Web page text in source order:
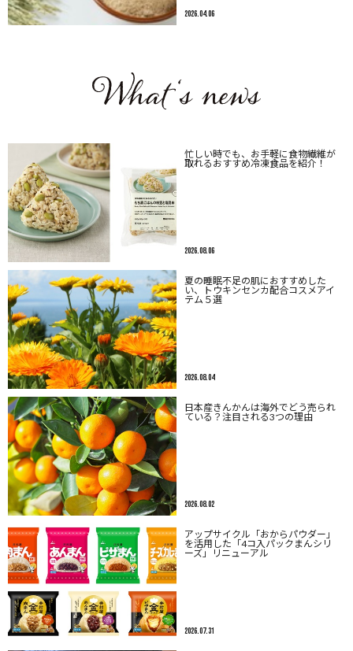
2026.04.06
忙しい時でも、お手軽に食物繊維が
取れるおすすめ冷凍食品を紹介！
2026.08.06
夏の睡眠不足の肌におすすめした
い、トウキンセンカ配合コスメアイ
テム５選
2026.08.04
日本産きんかんは海外でどう売られ
ている？注目される3つの理由
2026.08.02
アップサイクル「おからパウダー」
を活用した「4コ入パックまんシリ
ーズ」リニューアル
2026.07.31